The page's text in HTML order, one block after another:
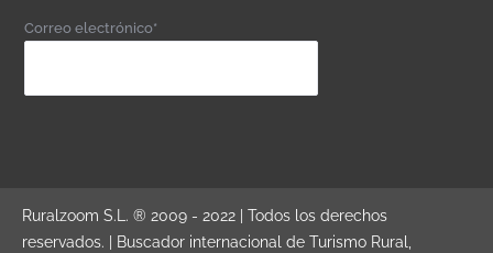
Correo electrónico*
Ruralzoom S.L. ® 2009 - 2022 | Todos los derechos
reservados. | Buscador internacional de Turismo Rural,